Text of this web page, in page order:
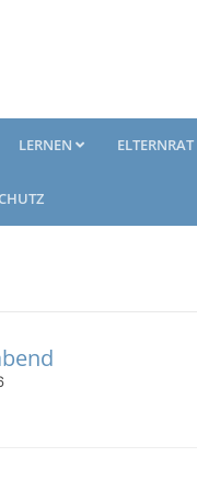
LERNEN ELTERNRAT